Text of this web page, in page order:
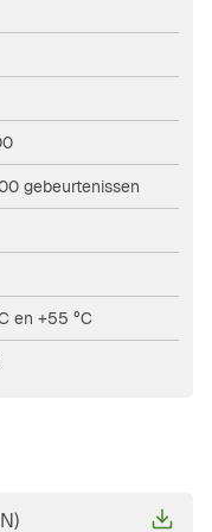
gebeurtenissen
en +55 °C